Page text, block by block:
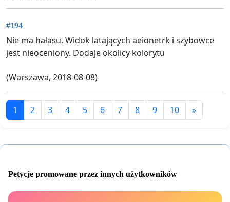
#194
Nie ma hałasu. Widok latających aeionetrk i szybowce
jest nieoceniony. Dodaje okolicy kolorytu
(Warszawa, 2018-08-08)
1 2 3 4 5 6 7 8 9 10 »
Petycje promowane przez innych użytkowników